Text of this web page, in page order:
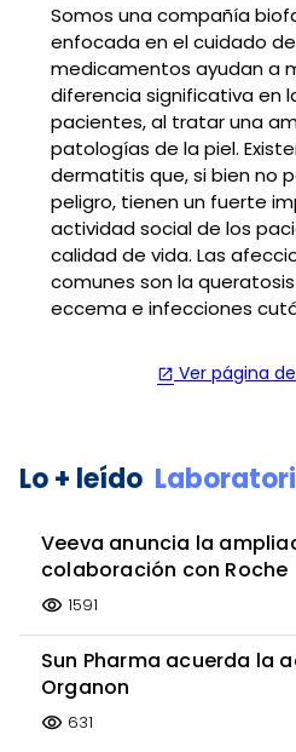
Somos una compañía
enfocada en el cuidado
medicamentos ayudan a
diferencia significativa en
pacientes, al tratar una
patologías de la piel.
dermatitis que, si bien no
peligro, tienen un fuerte
actividad social de los
calidad de vida. Las
comunes son la
eccema e infecciones
open_in_new Ver página
Lo + leído
Veeva anuncia la
colaboración con Roche
visibility 1591
Sun Pharma acuerda la
Organon
visibility 631